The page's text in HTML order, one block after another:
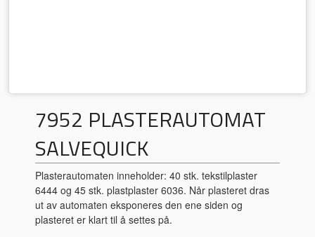
7952 PLASTERAUTOMAT
SALVEQUICK
Plasterautomaten inneholder: 40 stk. tekstilplaster
6444 og 45 stk. plastplaster 6036. Når plasteret dras
ut av automaten eksponeres den ene siden og
plasteret er klart til å settes på.